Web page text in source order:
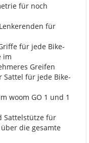
für noch
für
für jede Bike-
im
Greifen
Sattel für jede Bike-
woom GO 1 und 1
Sattelstütze für
die gesamte